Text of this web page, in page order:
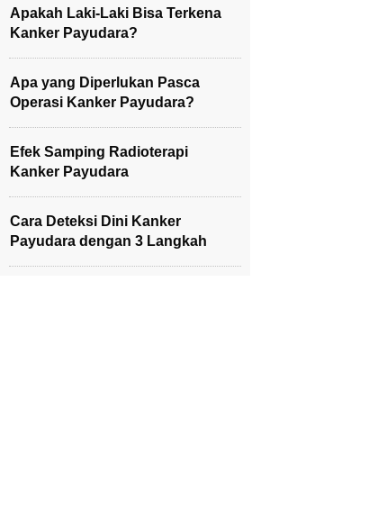
Apakah Laki-Laki Bisa Terkena
Kanker Payudara?
Apa yang Diperlukan Pasca
Operasi Kanker Payudara?
Efek Samping Radioterapi
Kanker Payudara
Cara Deteksi Dini Kanker
Payudara dengan 3 Langkah